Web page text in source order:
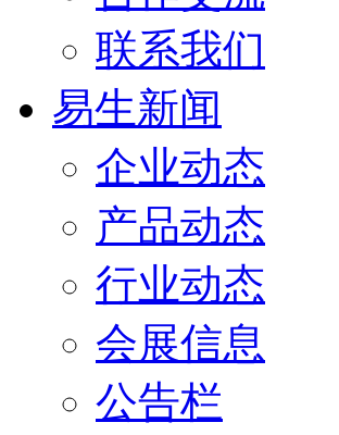
联系我们
易生新闻
企业动态
产品动态
行业动态
会展信息
公告栏